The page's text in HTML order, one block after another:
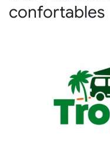
confortables